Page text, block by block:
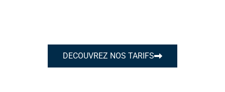
DECOUVREZ NOS TARIFS